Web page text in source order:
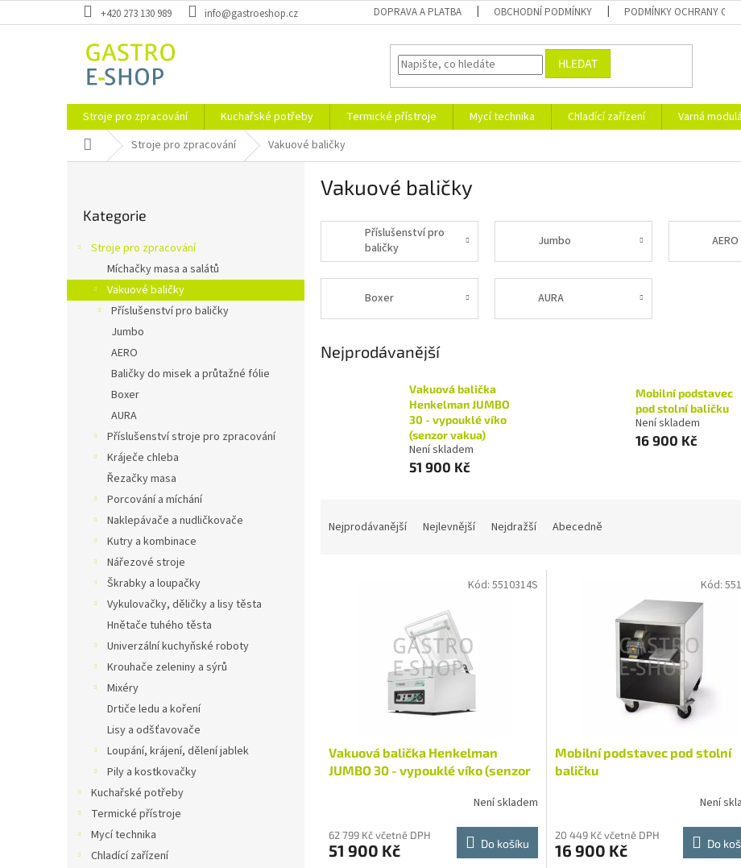
na
+420 273 130 989 info@gastroeshop.cz DOPRAVA A PLATBA OBCHODNÍ PODMÍNKY PODMÍNKY OCHRANY
HLEDAT
Stroje pro zpracování Kuchařské potřeby Termické přístroje Mycí technika Chladící zařízení Varná
Domů Stroje pro zpracování Vakuové baličky
n
kategorie
Kategorie
Stroje pro zpracování
Míchačky masa a salátů
Vakuové baličky
Příslušenství pro baličky
Jumbo
AERO
Baličky do misek a průtažné fólie
Boxer
AURA
Příslušenství stroje pro zpracování
Kráječe chleba
Řezačky masa
Porcování a míchání
Naklepávače a nudličkovače
Kutry a kombinace
Nářezové stroje
Škrabky a loupačky
Vykulovačky, děličky a lisy těsta
Hnětače tuhého těsta
Univerzální kuchyňské roboty
Krouhače zeleniny a sýrů
Mixéry
Drtiče ledu a koření
Lisy a odšťavovače
Loupání, krájení, dělení jablek
Pily a kostkovačky
Kuchařské potřeby
Termické přístroje
Mycí technika
Chladící zařízení
Vakuové baličky
Příslušenství pro
baličky
Jumbo AERO
Boxer AURA
Nejprodávanější
Vakuová balička
Henkelman JUMBO
30 - vypouklé víko
(senzor vakua)
Není skladem
51 900 Kč
Mobilní podstavec
pod stolní baličku
Není skladem
16 900 Kč
Nejprodávanější Nejlevnější Nejdražší Abecedně
Vakuová balička Henkelman
JUMBO 30 - vypouklé víko (senzor
Není skladem
62 799 Kč včetně DPH
51 900 Kč Do košíku
Kód: 5510314S
Mobilní podstavec pod stolní
baličku
Není
20 449 Kč včetně DPH
16 900 Kč Do
Kód: